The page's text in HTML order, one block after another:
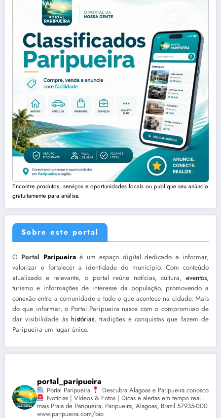
Encontre produtos, serviços e oportunidades locais ou publique seu anúncio
gratuitamente para análise.
Sobre este portal
O Portal Paripueiraé um espaço digital dedicado a informar,
valorizar e fortalecer a identidade do município. Com conteúdo
atualizado e relevante, o portal reúne notícias, cultura, eventos,
turismo e informações de interesse da população, promovendo a
conexão entre a comunidade e tudo o que acontece na cidade. Mais
do que informar, o Portal Paripueira nasce com o compromisso de
dar visibilidade às histórias, tradições e conquistas que fazem de
Paripueira um lugar único.
portal_paripueira
Portal Paripueira
Descubra Alagoas e Paripueira conosco
Notícias | Vídeos & Fotos | Dicas e alertas em tempo real...
mais Praia de Paripueira, Paripueira, Alagoas, Brazil 57935-000
www.paripueira.com/bio